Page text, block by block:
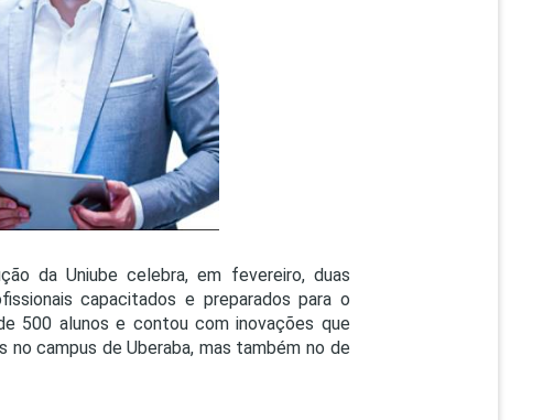
da Uniube celebra, em fevereiro, duas
capacitados e preparados para o
500 alunos e contou com inovações que
campus de Uberaba, mas também no de